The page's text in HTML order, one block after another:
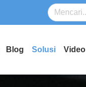
Blog Solusi Video